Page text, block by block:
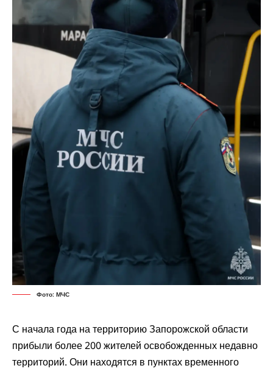
Фото: МЧС
С начала года на территорию Запорожской области
прибыли более 200 жителей освобожденных недавно
территорий. Они находятся в пунктах временного